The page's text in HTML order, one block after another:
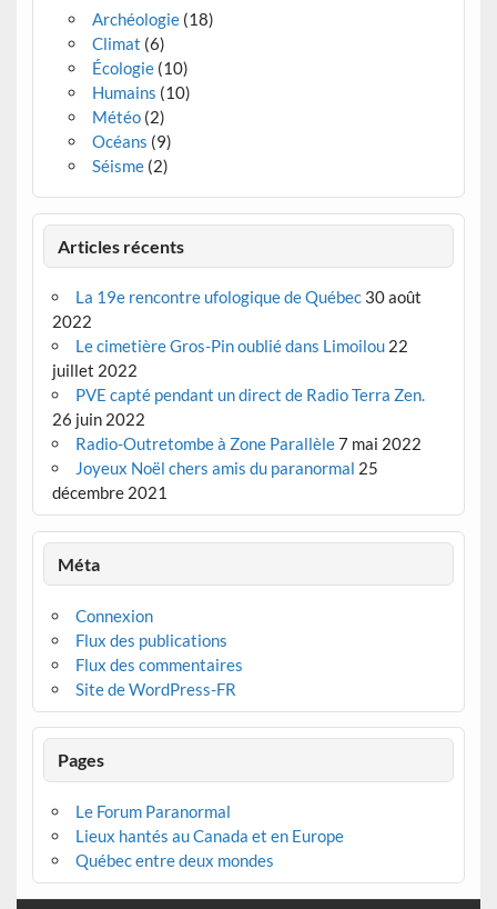
Archéologie(18)
Climat (6)
Écologie(10)
Humains (10)
Météo(2)
Océans (9)
Séisme(2)
Articles récents
La 19e rencontre ufologique de Québec 30 août
2022
Le cimetière Gros-Pin oublié dans Limoilou 22
juillet 2022
PVE capté pendant un direct de Radio Terra Zen.
26 juin 2022
Radio-Outretombe à Zone Parallèle7 mai 2022
Joyeux Noël chers amis du paranormal 25
décembre 2021
Méta
Connexion
Flux des publications
Flux des commentaires
Site de WordPress-FR
Pages
Le Forum Paranormal
Lieux hantés au Canada et en Europe
Québec entre deux mondes